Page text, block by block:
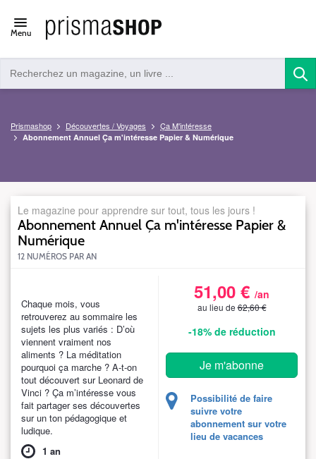
Open/close
navigation
Menu
Prismashop Découvertes / Voyages Ça M'intéresse
Abonnement Annuel Ça m'intéresse Papier & Numérique
Le magazine pour apprendre sur tout, tous les jours !
Abonnement Annuel Ça m'intéresse Papier &
Numérique
12 NUMÉROS PAR AN
Chaque mois, vous
retrouverez au sommaire les
sujets les plus variés : D’où
viennent vraiment nos
aliments ? La méditation
pourquoi ça marche ? A-t-on
tout découvert sur Leonard de
Vinci ? Ça m’intéresse vous
fait partager ses découvertes
sur un ton pédagogique et
ludique.
1 an
51,00 € /an
au lieu de62,60 €
-18%de réduction
Je m'abonne
Possibilité de faire
suivre votre
abonnement sur votre
lieu de vacances